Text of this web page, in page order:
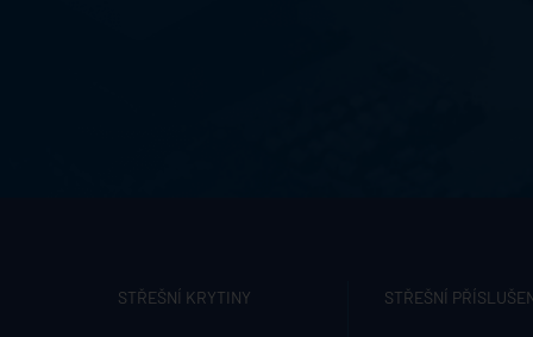
STŘEŠNÍ KRYTINY STŘEŠNÍ